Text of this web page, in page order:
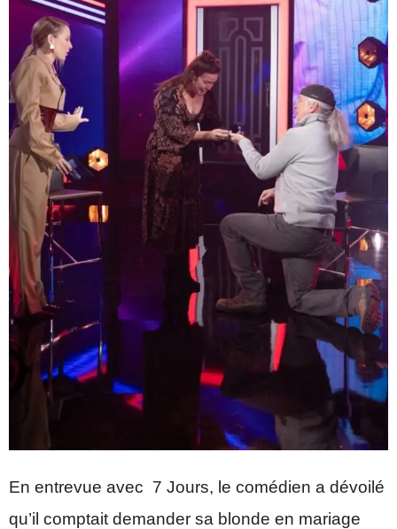
En entrevue avec 7 Jours, le comédien a dévoilé
qu’il comptait demander sa blonde en mariage